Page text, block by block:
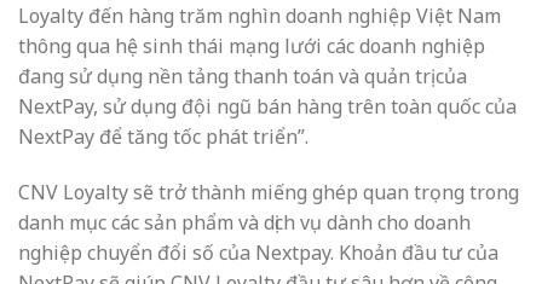
Loyalty đến hàng trăm nghìn doanh nghiệp Việt Nam
thông qua hệ sinh thái mạng lưới các doanh nghiệp
đang sử dụng nền tảng thanh toán và quản trị của
NextPay, sử dụng đội ngũ bán hàng trên toàn quốc của
NextPay để tăng tốc phát triển”.
CNV Loyalty sẽ trở thành miếng ghép quan trọng trong
danh mục các sản phẩm và dịch vụ dành cho doanh
nghiệp chuyển đổi số của Nextpay. Khoản đầu tư của